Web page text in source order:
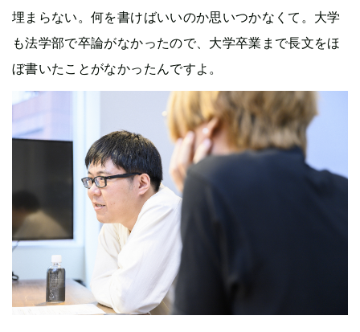
埋まらない。何を書けばいいのか思いつかなくて。大学
も法学部で卒論がなかったので、大学卒業まで長文をほ
ぼ書いたことがなかったんですよ。